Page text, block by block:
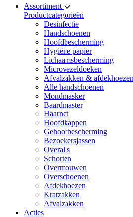
Assortiment
Productcategorieën
Desinfectie
Handschoenen
Hoofdbescherming
Hygiëne papier
Lichaamsbescherming
Microvezeldoeken
Afvalzakken & afdekhoezen
Alle handschoenen
Mondmasker
Baardmaster
Haarnet
Hoofdkappen
Gehoorbescherming
Bezoekersjassen
Overalls
Schorten
Overmouwen
Overschoenen
Afdekhoezen
Kratzakken
Afvalzakken
Acties